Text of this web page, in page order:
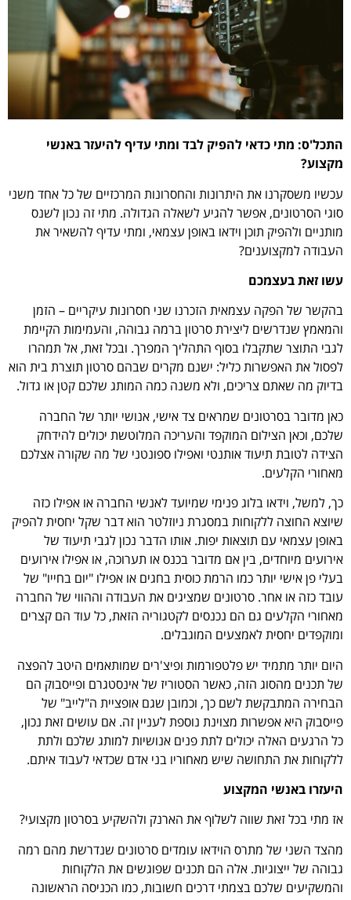
התכל'ס: מתי כדאי להפיק לבד ומתי עדיף להיעזר באנשי
מקצוע?
עכשיו משסקרנו את היתרונות והחסרונות המרכזיים של כל אחד משני
סוגי הסרטונים, אפשר להגיע לשאלה הגדולה. מתי זה נכון לשנס
מותניים ולהפיק תוכן וידאו באופן עצמאי, ומתי עדיף להשאיר את
העבודה למקצוענים?
עשו זאת בעצמכם
בהקשר של הפקה עצמאית הזכרנו שני חסרונות עיקריים – הזמן
והמאמץ שנדרשים ליצירת סרטון ברמה גבוהה, והעמימות הקיימת
לגבי התוצר שתקבלו בסוף התהליך המפרך. ובכל זאת, אל תמהרו
לפסול את האפשרות כליל: ישנם מקרים שבהם סרטון תוצרת בית הוא
בדיוק מה שאתם צריכים, ולא משנה כמה המותג שלכם קטן או גדול.
כאן מדובר בסרטונים שמראים צד אישי, אנושי יותר של החברה
שלכם, וכאן הצילום המוקפד והעריכה המלוטשת יכולים להידחק
הצידה לטובת תיעוד אותנטי ואפילו ספונטני של מה שקורה אצלכם
מאחורי הקלעים.
כך, למשל, וידאו בלוג פנימי שמיועד לאנשי החברה או אפילו כזה
שיוצא החוצה ללקוחות במסגרת ניוזלטר הוא דבר שקל יחסית להפיק
באופן עצמאי עם תוצאות יפות. אותו הדבר נכון לגבי תיעוד של
אירועים מיוחדים, בין אם מדובר בכנס או תערוכה, או אפילו אירועים
בעלי פן אישי יותר כמו הרמת כוסית בחגים או אפילו "יום בחייו" של
עובד כזה או אחר. סרטונים שמציגים את העבודה וההווי של החברה
מאחורי הקלעים גם הם נכנסים לקטגוריה הזאת, כל עוד הם קצרים
ומוקפדים יחסית לאמצעים המוגבלים.
היום יותר מתמיד יש פלטפורמות ופיצ'רים שמותאמים היטב להפצה
של תכנים מהסוג הזה, כאשר הסטוריז של אינסטגרם ופייסבוק הם
הבחירה המתבקשת לשם כך, וכמובן שגם אופציית ה"לייב" של
פייסבוק היא אפשרות מצוינת נוספת לעניין זה. אם עושים זאת נכון,
כל הרגעים האלה יכולים לתת פנים אנושיות למותג שלכם ולתת
ללקוחות את התחושה שיש מאחוריו בני אדם שכדאי לעבוד איתם.
היעזרו באנשי המקצוע
אז מתי בכל זאת שווה לשלוף את הארנק ולהשקיע בסרטון מקצועי?
מהצד השני של מתרס הוידאו עומדים סרטונים שנדרשת מהם רמה
גבוהה של ייצוגיות. אלה הם תכנים שפוגשים את הלקוחות
והמשקיעים שלכם בצמתי דרכים חשובות, כמו הכניסה הראשונה